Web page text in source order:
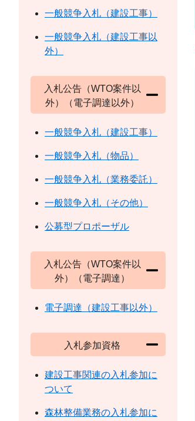
一般競争入札（建設工事）
一般競争入札（建設工事以
外）
入札公告（WTO案件以
外）（電子調達以外）
一般競争入札（建設工事）
一般競争入札（物品）
一般競争入札（業務委託）
一般競争入札（その他）
公募型プロポーザル
入札公告（WTO案件以
外）（電子調達）
電子調達（建設工事以外）
入札参加資格
建設工事関連の入札参加に
ついて
森林整備業務の入札参加に